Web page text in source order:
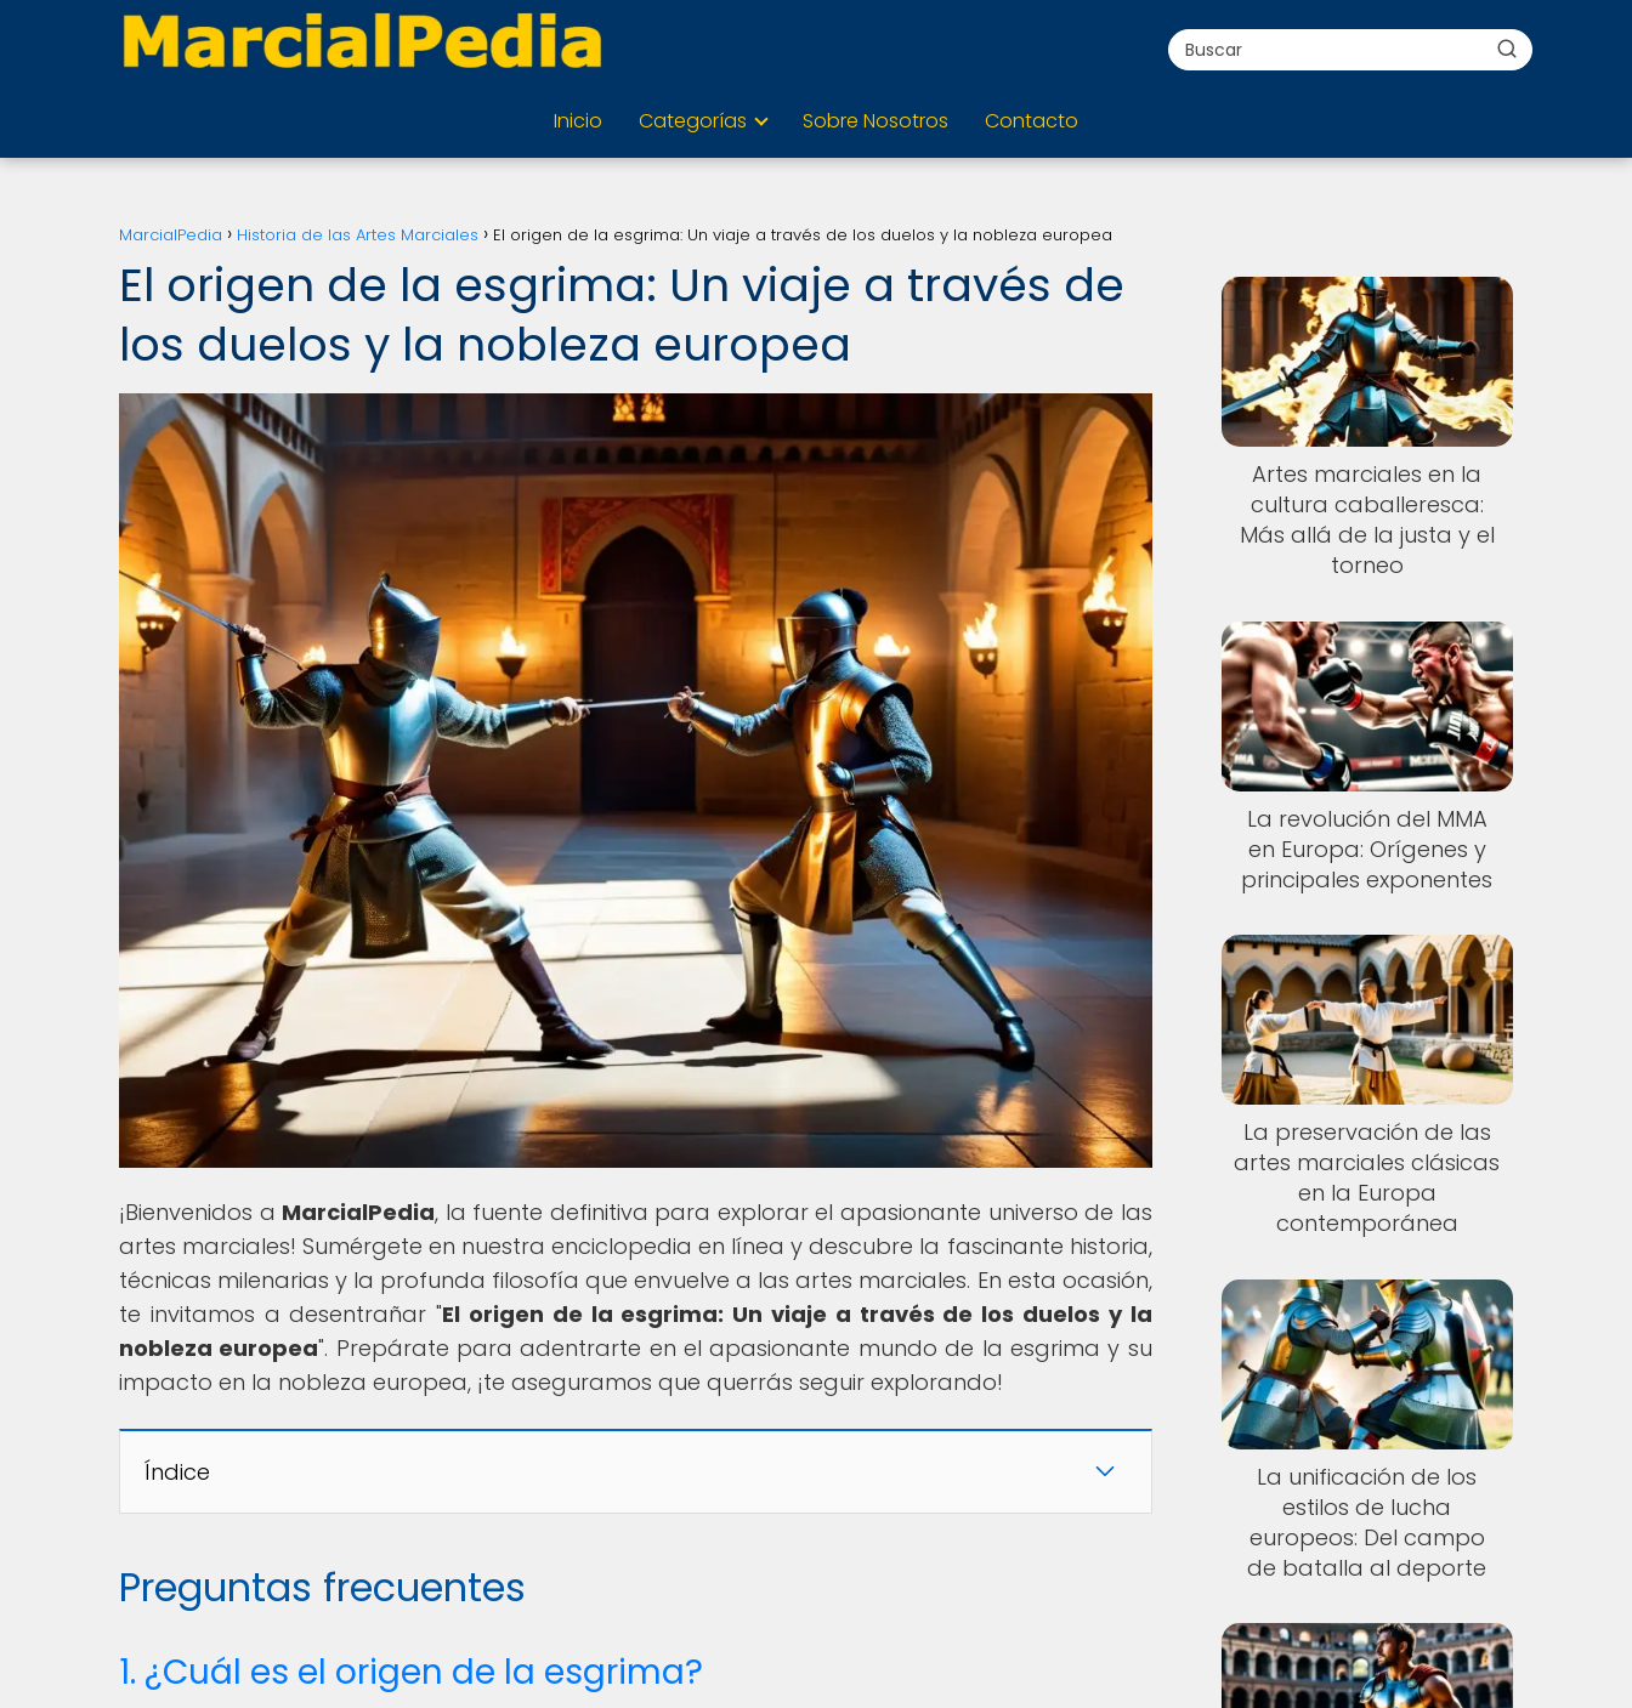
Inicio Categorías Sobre Nosotros Contacto
MarcialPedia Historia de las Artes Marciales El origen de la esgrima: Un viaje a través de los duelos y la nobleza europea
El origen de la esgrima: Un viaje a través de
los duelos y la nobleza europea
¡Bienvenidos a MarcialPedia, la fuente definitiva para explorar el apasionante universo de las
artes marciales! Sumérgete en nuestra enciclopedia en línea y descubre la fascinante historia,
técnicas milenarias y la profunda filosofía que envuelve a las artes marciales. En esta ocasión,
te invitamos a desentrañar "El origen de la esgrima: Un viaje a través de los duelos y la
nobleza europea". Prepárate para adentrarte en el apasionante mundo de la esgrima y su
impacto en la nobleza europea, ¡te aseguramos que querrás seguir explorando!
Índice
Preguntas frecuentes
1. ¿Cuál es el origen de la esgrima?
Artes marciales en la
cultura caballeresca:
Más allá de la justa y el
torneo
La revolución del MMA
en Europa: Orígenes y
principales exponentes
La preservación de las
artes marciales clásicas
en la Europa
contemporánea
La unificación de los
estilos de lucha
europeos: Del campo
de batalla al deporte